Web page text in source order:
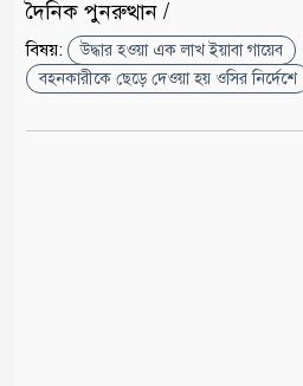
দৈনিক পুনরুত্থান /
বিষয়:
উদ্ধার হওয়া এক লাখ ইয়াবা গায়েব
বহনকারীকে ছেড়ে দেওয়া হয় ওসির নির্দেশে